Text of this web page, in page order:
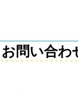
問い合わ